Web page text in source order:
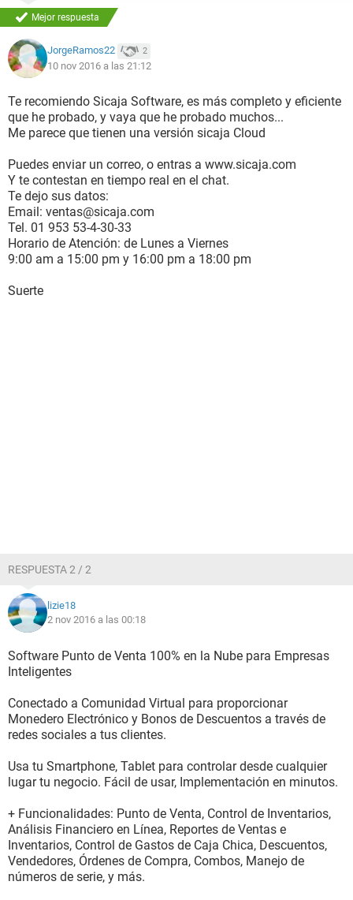
Mejor respuesta
JorgeRamos22 2
10 nov 2016 a las 21:12
Te recomiendo Sicaja Software, es más completo y eficiente
que he probado, y vaya que he probado muchos...
Me parece que tienen una versión sicaja Cloud
Puedes enviar un correo, o entras a www.sicaja.com
Y te contestan en tiempo real en el chat.
Te dejo sus datos:
Email: ventas@sicaja.com
Tel. 01 953 53-4-30-33
Horario de Atención: de Lunes a Viernes
9:00 am a 15:00 pm y 16:00 pm a 18:00 pm
Suerte
RESPUESTA 2 / 2
lizie18
2 nov 2016 a las 00:18
Software Punto de Venta 100% en la Nube para Empresas
Inteligentes
Conectado a Comunidad Virtual para proporcionar
Monedero Electrónico y Bonos de Descuentos a través de
redes sociales a tus clientes.
Usa tu Smartphone, Tablet para controlar desde cualquier
lugar tu negocio. Fácil de usar, Implementación en minutos.
+ Funcionalidades: Punto de Venta, Control de Inventarios,
Análisis Financiero en Línea, Reportes de Ventas e
Inventarios, Control de Gastos de Caja Chica, Descuentos,
Vendedores, Órdenes de Compra, Combos, Manejo de
números de serie, y más.